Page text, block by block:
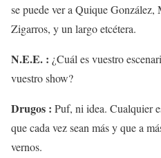
se puede ver a Quique
Zigarros, y un largo etcétera.
N.E.E. : ¿Cuál es vuestro
vuestro show?
Drugos : Puf, ni idea. Cualquier
que cada vez sean más y que a
vernos.